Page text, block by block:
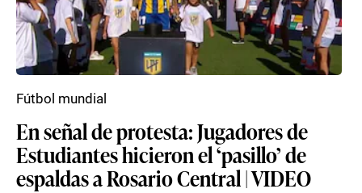
En señal de protesta: Jugadores de
Estudiantes hicieron el ‘pasillo’ de
espaldas a Rosario Central | VIDEO
Fútbol mundial